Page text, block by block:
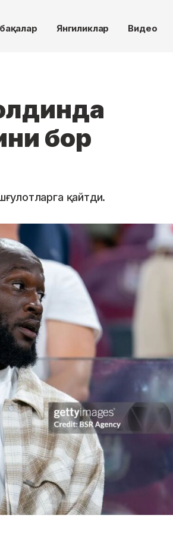
Янгиликлар Видео
бор
қайтди.